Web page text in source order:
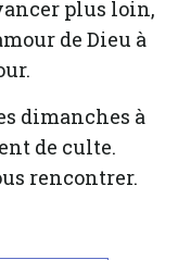
plus loin,
de Dieu à
dimanches à
de culte.
rencontrer.